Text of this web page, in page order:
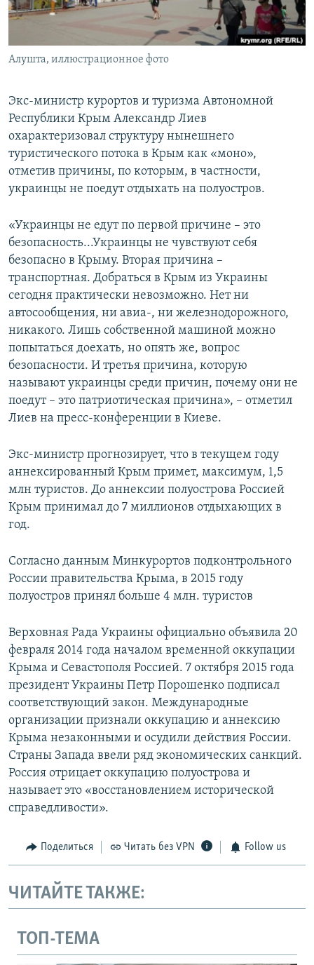
ПОБЕДИТЕЛЕЙ НЕ СУДЯТ?
ELIFBE
ПРИСОЕДИНЯЙТЕСЬ!
Все сайты RFE/RL
Алушта, иллюстрационное фото
Экс-министр курортов и туризма Автономной
Республики Крым Александр Лиев
охарактеризовал структуру нынешнего
туристического потока в Крым как «моно»,
отметив причины, по которым, в частности,
украинцы не поедут отдыхать на полуостров.
«Украинцы не едут по первой причине – это
безопасность...Украинцы не чувствуют себя
безопасно в Крыму. Вторая причина –
транспортная. Добраться в Крым из Украины
сегодня практически невозможно. Нет ни
автосообщения, ни авиа-, ни железнодорожного,
никакого. Лишь собственной машиной можно
попытаться доехать, но опять же, вопрос
безопасности. И третья причина, которую
называют украинцы среди причин, почему они не
поедут – это патриотическая причина», – отметил
Лиев на пресс-конференции в Киеве.
Экс-министр прогнозирует, что в текущем году
аннексированный Крым примет, максимум, 1,5
млн туристов. До аннексии полуострова Россией
Крым принимал до 7 миллионов отдыхающих в
год.
Согласно данным Минкурортов подконтрольного
России правительства Крыма, в 2015 году
полуостров принял больше 4 млн. туристов
Верховная Рада Украины официально объявила 20
февраля 2014 года началом временной оккупации
Крыма и Севастополя Россией. 7 октября 2015 года
президент Украины Петр Порошенко подписал
соответствующий закон. Международные
организации признали оккупацию и аннексию
Крыма незаконными и осудили действия России.
Страны Запада ввели ряд экономических санкций.
Россия отрицает оккупацию полуострова и
называет это «восстановлением исторической
справедливости».
Поделиться Читать без VPN Follow us
ЧИТАЙТЕ ТАКЖЕ:
ТОП-ТЕМА